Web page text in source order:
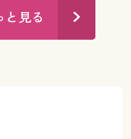
と見る